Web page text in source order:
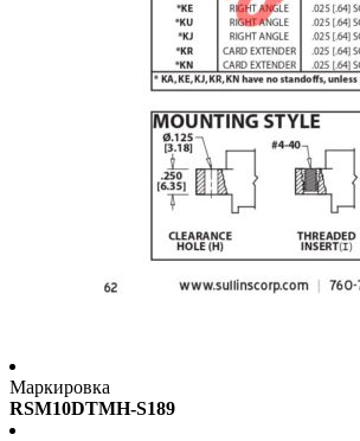
Маркировка
RSM10DTMH-S189